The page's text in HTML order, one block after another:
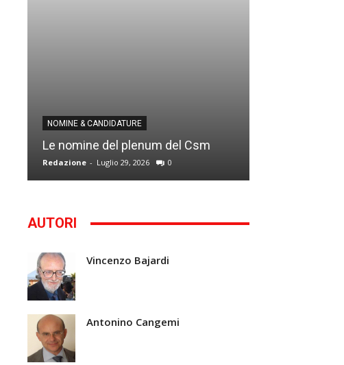
NOMINE & CANDIDATURE
Le nomine del plenum del Csm
Redazione - Luglio 29, 2026 0
AUTORI
Vincenzo Bajardi
Antonino Cangemi